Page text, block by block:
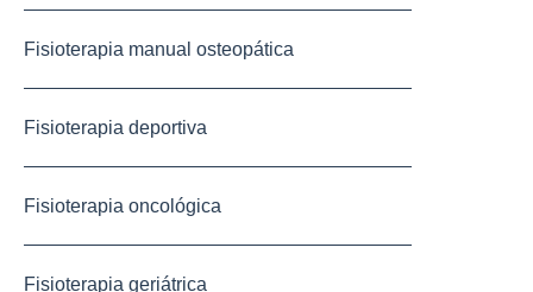
Fisioterapia manual osteopática
Fisioterapia deportiva
Fisioterapia oncológica
Fisioterapia geriátrica